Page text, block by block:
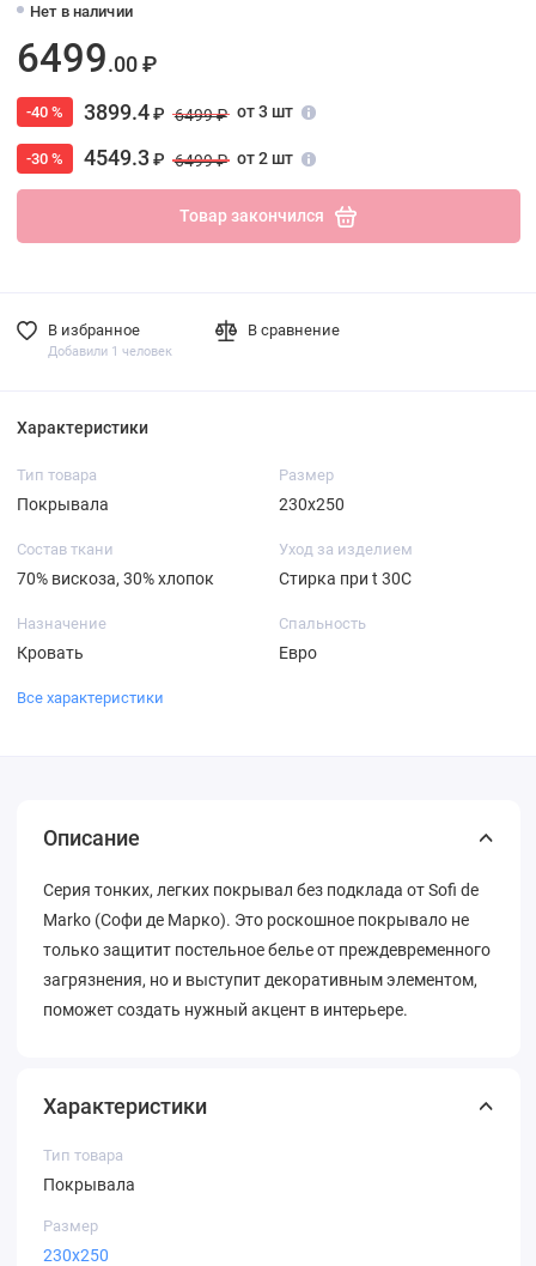
Нет в наличии
6499.00 ₽
-40 % 3899.4₽ 6499 ₽ от 3 шт
-30 % 4549.3₽ 6499 ₽ от 2 шт
Товар закончился
В избранное
Добавили 1 человек
В сравнение
Характеристики
Тип товара
Покрывала
Размер
230х250
Состав ткани
70% вискоза, 30% хлопок
Уход за изделием
Стирка при t 30С
Назначение
Кровать
Спальность
Евро
Все характеристики
Описание
Серия тонких, легких покрывал без подклада от Sofi de
Marko (Coфи де Марко). Это роскошное покрывало не
только защитит постельное белье от преждевременного
загрязнения, но и выступит декоративным элементом,
поможет создать нужный акцент в интерьере.
Характеристики
Тип товара
Покрывала
Размер
230х250